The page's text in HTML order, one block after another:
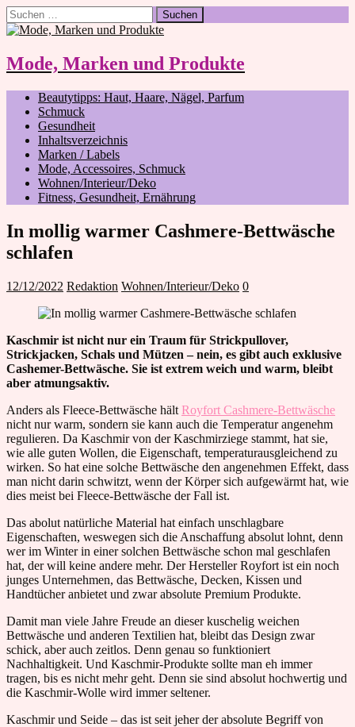
Suchen
nach:
Mode, Marken und Produkte
Beautytipps: Haut, Haare, Nägel, Parfum
Schmuck
Gesundheit
Inhaltsverzeichnis
Marken / Labels
Mode, Accessoires, Schmuck
Wohnen/Interieur/Deko
Fitness, Gesundheit, Ernährung
In mollig warmer Cashmere-Bettwäsche
schlafen
12/12/2022 Redaktion Wohnen/Interieur/Deko 0
Kaschmir ist nicht nur ein Traum für Strickpullover,
Strickjacken, Schals und Mützen – nein, es gibt auch exklusive
Cashemer-Bettwäsche. Sie ist extrem weich und warm, bleibt
aber atmungsaktiv.
Anders als Fleece-Bettwäsche hält Royfort Cashmere-Bettwäsche
nicht nur warm, sondern sie kann auch die Temperatur angenehm
regulieren. Da Kaschmir von der Kaschmirziege stammt, hat sie,
wie alle guten Wollen, die Eigenschaft, temperaturausgleichend zu
wirken. So hat eine solche Bettwäsche den angenehmen Effekt, dass
man nicht darin schwitzt, wenn der Körper sich aufgewärmt hat, wie
dies meist bei Fleece-Bettwäsche der Fall ist.
Das abolut natürliche Material hat einfach unschlagbare
Eigenschaften, weswegen sich die Anschaffung absolut lohnt, denn
wer im Winter in einer solchen Bettwäsche schon mal geschlafen
hat, der will keine andere mehr. Der Hersteller Royfort ist ein noch
junges Unternehmen, das Bettwäsche, Decken, Kissen und
Handtücher anbietet und zwar absolute Premium Produkte.
Damit man viele Jahre Freude an dieser kuschelig weichen
Bettwäsche und anderen Textilien hat, bleibt das Design zwar
schick, aber auch zeitlos. Denn genau so funktioniert
Nachhaltigkeit. Und Kaschmir-Produkte sollte man eh immer
tragen, bis es nicht mehr geht. Denn sie sind absolut hochwertig und
die Kaschmir-Wolle wird immer seltener.
Kaschmir und Seide – das ist seit jeher der absolute Begriff von